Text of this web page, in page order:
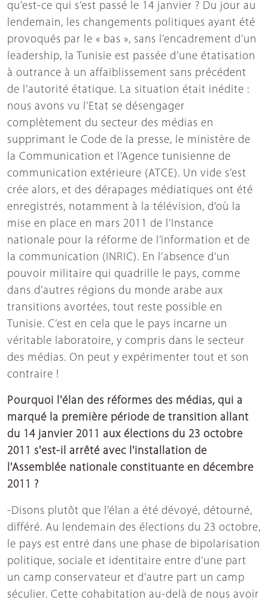
qu’est-ce qui s’est passé le 14 janvier ? Du jour au
lendemain, les changements politiques ayant été
provoqués par le « bas », sans l’encadrement d’un
leadership, la Tunisie est passée d’une étatisation
à outrance à un affaiblissement sans précédent
de l’autorité étatique. La situation était inédite :
nous avons vu l’Etat se désengager
complètement du secteur des médias en
supprimant le Code de la presse, le ministère de
la Communication et l’Agence tunisienne de
communication extérieure (ATCE). Un vide s’est
crée alors, et des dérapages médiatiques ont été
enregistrés, notamment à la télévision, d’où la
mise en place en mars 2011 de l’Instance
nationale pour la réforme de l’information et de
la communication (INRIC). En l’absence d’un
pouvoir militaire qui quadrille le pays, comme
dans d’autres régions du monde arabe aux
transitions avortées, tout reste possible en
Tunisie. C’est en cela que le pays incarne un
véritable laboratoire, y compris dans le secteur
des médias. On peut y expérimenter tout et son
contraire !
Pourquoi l'élan des réformes des médias, qui a
marqué la première période de transition allant
du 14 janvier 2011 aux élections du 23 octobre
2011 s'est-il arrêté avec l'installation de
l'Assemblée nationale constituante en décembre
2011 ?
-Disons plutôt que l’élan a été dévoyé, détourné,
différé. Au lendemain des élections du 23 octobre,
le pays est entré dans une phase de bipolarisation
politique, sociale et identitaire entre d’une part
un camp conservateur et d’autre part un camp
séculier. Cette cohabitation au-delà de nous avoir